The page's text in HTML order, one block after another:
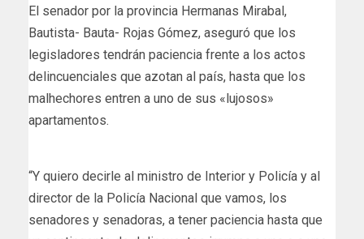
El senador por la provincia Hermanas Mirabal,
Bautista- Bauta- Rojas Gómez, aseguró que los
legisladores tendrán paciencia frente a los actos
delincuenciales que azotan al país, hasta que los
malhechores entren a uno de sus «lujosos»
apartamentos.
“Y quiero decirle al ministro de Interior y Policía y al
director de la Policía Nacional que vamos, los
senadores y senadoras, a tener paciencia hasta que